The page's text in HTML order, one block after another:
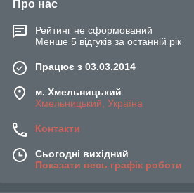
Про нас
Рейтинг не сформований
Менше 5 відгуків за останній рік
Працює з 03.03.2014
м. Хмельницький
Хмельницький, Україна
Контакти
Сьогодні вихідний
Показати весь графік роботи